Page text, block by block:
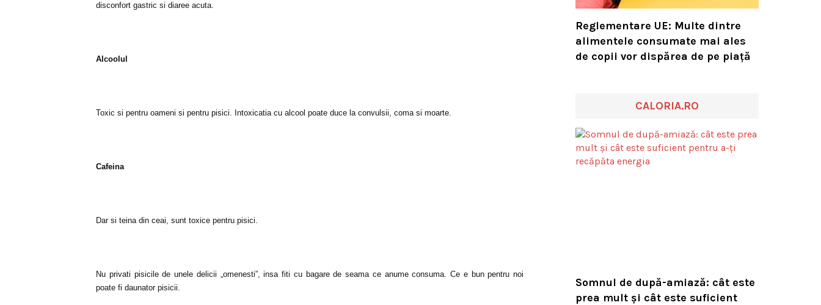
disconfort gastric si diaree acuta.
Alcoolul
Toxic si pentru oameni si pentru pisici. Intoxicatia cu alcool poate duce la convulsii, coma si moarte.
Cafeina
Dar si teina din ceai, sunt toxice pentru pisici.
Nu privati pisicile de unele delicii „omenesti”, insa fiti cu bagare de seama ce anume consuma. Ce e bun pentru noi
poate fi daunator pisicii.
Reglementare UE: Multe dintre
alimentele consumate mai ales
de copii vor dispărea de pe piață
CALORIA.RO
Somnul de după-amiază: cât este
prea mult și cât este suficient